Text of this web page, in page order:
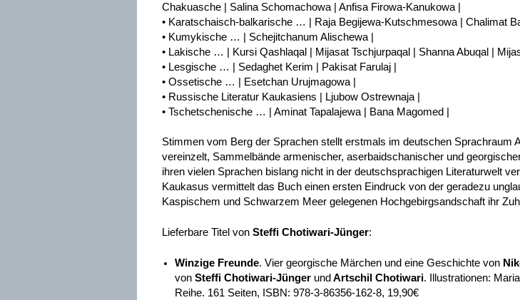
Chakuasche | Salina Schomachowa | Anfisa Firowa-Kanukowa |
• Karatschaisch-balkarische … | Raja Begijewa-Kutschmesowa | Chalimat
• Kumykische … | Schejitchanum Alischewa |
• Lakische … | Kursi Qashlaqal | Mijasat Tschjurpaqal | Shanna Abuqal |
• Lesgische … | Sedaghet Kerim | Pakisat Farulaj |
• Ossetische … | Esetchan Urujmagowa |
• Russische Literatur Kaukasiens | Ljubow Ostrewnaja |
• Tschetschenische … | Aminat Tapalajewa | Bana Magomed |
Stimmen vom Berg der Sprachen stellt erstmals im deutschen Sprachraum
vereinzelt, Sammelbände armenischer, aserbaidschanischer und
ihren vielen Sprachen bislang nicht in der deutschsprachigen Literaturwelt
Kaukasus vermittelt das Buch einen ersten Eindruck von der geradezu
Kaspischem und Schwarzem Meer gelegenen Hochgebirgsandschaft ihr
Lieferbare Titel von Steffi Chotiwari-Jünger:
Winzige Freunde. Vier georgische Märchen und eine Geschichte von
von Steffi Chotiwari-Jüngerund Artschil Chotiwari. Illustrationen:
Reihe. 161 Seiten, ISBN: 978-3-86356-162-8, 19,90€